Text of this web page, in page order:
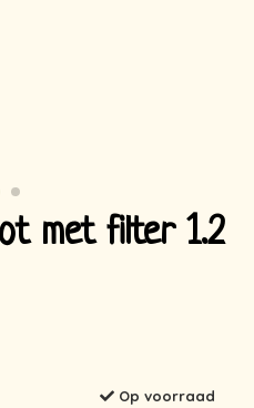
met filter 1.2
Op voorraad